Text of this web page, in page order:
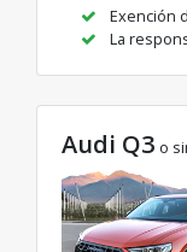
Exención
La
Audi Q3 o